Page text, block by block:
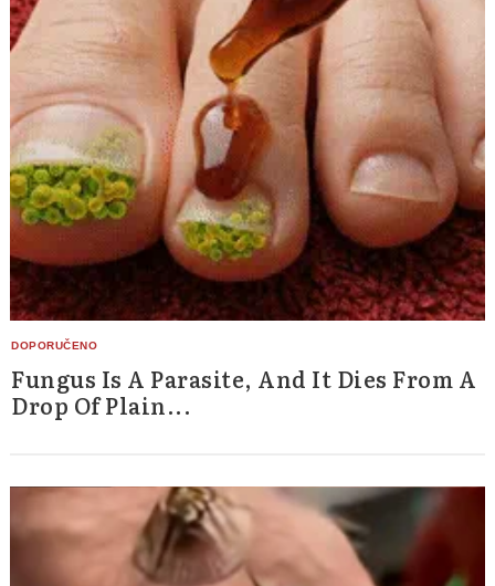
Fungus Is A Parasite, And It Dies From A
Drop Of Plain...
Search